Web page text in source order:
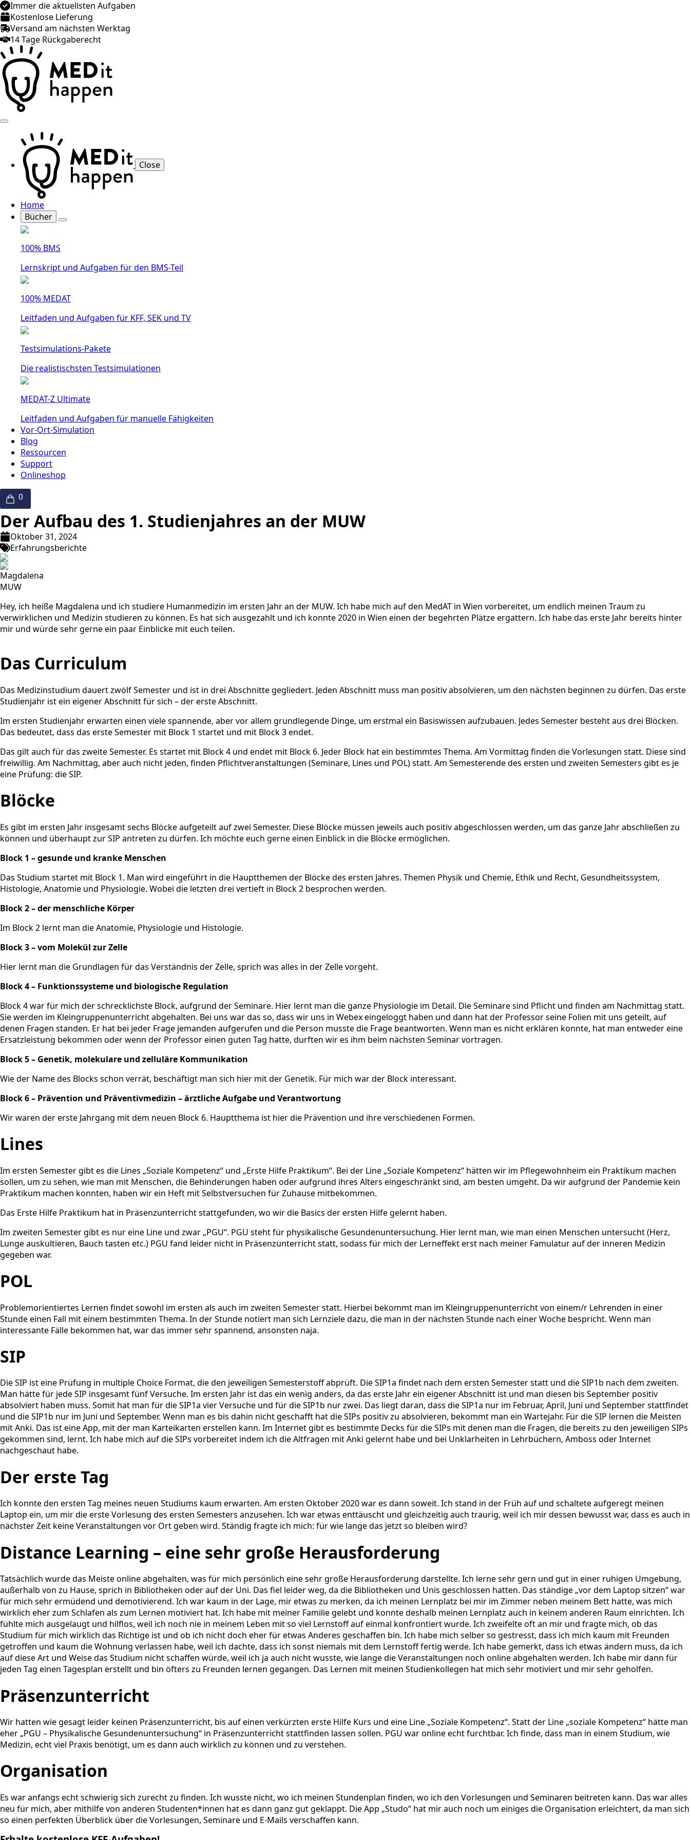
Immer die aktuellsten Aufgaben
Kostenlose Lieferung
Versand am nächsten Werktag
14 Tage Rückgaberecht
Close
Home
Bücher
100% BMS
Lernskript und Aufgaben für den BMS-Teil
100% MEDAT
Leitfaden und Aufgaben für KFF, SEK und TV
Testsimulations-Pakete
Die realistischsten Testsimulationen
MEDAT-Z Ultimate
Leitfaden und Aufgaben für manuelle Fähigkeiten
Vor-Ort-Simulation
Blog
Ressourcen
Support
Onlineshop
Der Aufbau des 1. Studienjahres an der MUW
Oktober 31, 2024
Erfahrungsberichte
Magdalena
MUW
Hey, ich heiße Magdalena und ich studiere Humanmedizin im ersten Jahr an der MUW. Ich habe mich auf den MedAT in Wien vorbereitet, um endlich meinen Traum zu
verwirklichen und Medizin studieren zu können. Es hat sich ausgezahlt und ich konnte 2020 in Wien einen der begehrten Plätze ergattern. Ich habe das erste Jahr bereits hinter
mir und würde sehr gerne ein paar Einblicke mit euch teilen.
Das Curriculum
Das Medizinstudium dauert zwölf Semester und ist in drei Abschnitte gegliedert. Jeden Abschnitt muss man positiv absolvieren, um den nächsten beginnen zu dürfen. Das erste
Studienjahr ist ein eigener Abschnitt für sich – der erste Abschnitt.
Im ersten Studienjahr erwarten einen viele spannende, aber vor allem grundlegende Dinge, um erstmal ein Basiswissen aufzubauen. Jedes Semester besteht aus drei Blöcken.
Das bedeutet, dass das erste Semester mit Block 1 startet und mit Block 3 endet.
Das gilt auch für das zweite Semester. Es startet mit Block 4 und endet mit Block 6. Jeder Block hat ein bestimmtes Thema. Am Vormittag finden die Vorlesungen statt. Diese sind
freiwillig. Am Nachmittag, aber auch nicht jeden, finden Pflichtveranstaltungen (Seminare, Lines und POL) statt. Am Semesterende des ersten und zweiten Semesters gibt es je
eine Prüfung: die SIP.
Blöcke
Es gibt im ersten Jahr insgesamt sechs Blöcke aufgeteilt auf zwei Semester. Diese Blöcke müssen jeweils auch positiv abgeschlossen werden, um das ganze Jahr abschließen zu
können und überhaupt zur SIP antreten zu dürfen. Ich möchte euch gerne einen Einblick in die Blöcke ermöglichen.
Block 1 – gesunde und kranke Menschen
Das Studium startet mit Block 1. Man wird eingeführt in die Hauptthemen der Blöcke des ersten Jahres. Themen Physik und Chemie, Ethik und Recht, Gesundheitssystem,
Histologie, Anatomie und Physiologie. Wobei die letzten drei vertieft in Block 2 besprochen werden.
Block 2 – der menschliche Körper
Im Block 2 lernt man die Anatomie, Physiologie und Histologie.
Block 3 – vom Molekül zur Zelle
Hier lernt man die Grundlagen für das Verständnis der Zelle, sprich was alles in der Zelle vorgeht.
Block 4 – Funktionssysteme und biologische Regulation
Block 4 war für mich der schrecklichste Block, aufgrund der Seminare. Hier lernt man die ganze Physiologie im Detail. Die Seminare sind Pflicht und finden am Nachmittag statt.
Sie werden im Kleingruppenunterricht abgehalten. Bei uns war das so, dass wir uns in Webex eingeloggt haben und dann hat der Professor seine Folien mit uns geteilt, auf
denen Fragen standen. Er hat bei jeder Frage jemanden aufgerufen und die Person musste die Frage beantworten. Wenn man es nicht erklären konnte, hat man entweder eine
Ersatzleistung bekommen oder wenn der Professor einen guten Tag hatte, durften wir es ihm beim nächsten Seminar vortragen.
Block 5 – Genetik, molekulare und zelluläre Kommunikation
Wie der Name des Blocks schon verrät, beschäftigt man sich hier mit der Genetik. Für mich war der Block interessant.
Block 6 – Prävention und Präventivmedizin – ärztliche Aufgabe und Verantwortung
Wir waren der erste Jahrgang mit dem neuen Block 6. Hauptthema ist hier die Prävention und ihre verschiedenen Formen.
Lines
Im ersten Semester gibt es die Lines „Soziale Kompetenz“ und „Erste Hilfe Praktikum“. Bei der Line „Soziale Kompetenz“ hätten wir im Pflegewohnheim ein Praktikum machen
sollen, um zu sehen, wie man mit Menschen, die Behinderungen haben oder aufgrund ihres Alters eingeschränkt sind, am besten umgeht. Da wir aufgrund der Pandemie kein
Praktikum machen konnten, haben wir ein Heft mit Selbstversuchen für Zuhause mitbekommen.
Das Erste Hilfe Praktikum hat in Präsenzunterricht stattgefunden, wo wir die Basics der ersten Hilfe gelernt haben.
Im zweiten Semester gibt es nur eine Line und zwar „PGU“. PGU steht für physikalische Gesundenuntersuchung. Hier lernt man, wie man einen Menschen untersucht (Herz,
Lunge auskultieren, Bauch tasten etc.) PGU fand leider nicht in Präsenzunterricht statt, sodass für mich der Lerneffekt erst nach meiner Famulatur auf der inneren Medizin
gegeben war.
POL
Problemorientiertes Lernen findet sowohl im ersten als auch im zweiten Semester statt. Hierbei bekommt man im Kleingruppenunterricht von einem/r Lehrenden in einer
Stunde einen Fall mit einem bestimmten Thema. In der Stunde notiert man sich Lernziele dazu, die man in der nächsten Stunde nach einer Woche bespricht. Wenn man
interessante Fälle bekommen hat, war das immer sehr spannend, ansonsten naja.
SIP
Die SIP ist eine Prüfung in multiple Choice Format, die den jeweiligen Semesterstoff abprüft. Die SIP1a findet nach dem ersten Semester statt und die SIP1b nach dem zweiten.
Man hätte für jede SIP insgesamt fünf Versuche. Im ersten Jahr ist das ein wenig anders, da das erste Jahr ein eigener Abschnitt ist und man diesen bis September positiv
absolviert haben muss. Somit hat man für die SIP1a vier Versuche und für die SIP1b nur zwei. Das liegt daran, dass die SIP1a nur im Februar, April, Juni und September stattfindet
und die SIP1b nur im Juni und September. Wenn man es bis dahin nicht geschafft hat die SIPs positiv zu absolvieren, bekommt man ein Wartejahr. Für die SIP lernen die Meisten
mit Anki. Das ist eine App, mit der man Karteikarten erstellen kann. Im Internet gibt es bestimmte Decks für die SIPs mit denen man die Fragen, die bereits zu den jeweiligen SIPs
gekommen sind, lernt. Ich habe mich auf die SIPs vorbereitet indem ich die Altfragen mit Anki gelernt habe und bei Unklarheiten in Lehrbüchern, Amboss oder Internet
nachgeschaut habe.
Der erste Tag
Ich konnte den ersten Tag meines neuen Studiums kaum erwarten. Am ersten Oktober 2020 war es dann soweit. Ich stand in der Früh auf und schaltete aufgeregt meinen
Laptop ein, um mir die erste Vorlesung des ersten Semesters anzusehen. Ich war etwas enttäuscht und gleichzeitig auch traurig, weil ich mir dessen bewusst war, dass es auch in
nächster Zeit keine Veranstaltungen vor Ort geben wird. Ständig fragte ich mich: für wie lange das jetzt so bleiben wird?
Distance Learning – eine sehr große Herausforderung
Tatsächlich wurde das Meiste online abgehalten, was für mich persönlich eine sehr große Herausforderung darstellte. Ich lerne sehr gern und gut in einer ruhigen Umgebung,
außerhalb von zu Hause, sprich in Bibliotheken oder auf der Uni. Das fiel leider weg, da die Bibliotheken und Unis geschlossen hatten. Das ständige „vor dem Laptop sitzen“ war
für mich sehr ermüdend und demotivierend. Ich war kaum in der Lage, mir etwas zu merken, da ich meinen Lernplatz bei mir im Zimmer neben meinem Bett hatte, was mich
wirklich eher zum Schlafen als zum Lernen motiviert hat. Ich habe mit meiner Familie gelebt und konnte deshalb meinen Lernplatz auch in keinem anderen Raum einrichten. Ich
fühlte mich ausgelaugt und hilflos, weil ich noch nie in meinem Leben mit so viel Lernstoff auf einmal konfrontiert wurde. Ich zweifelte oft an mir und fragte mich, ob das
Studium für mich wirklich das Richtige ist und ob ich nicht doch eher für etwas Anderes geschaffen bin. Ich habe mich selber so gestresst, dass ich mich kaum mit Freunden
getroffen und kaum die Wohnung verlassen habe, weil ich dachte, dass ich sonst niemals mit dem Lernstoff fertig werde. Ich habe gemerkt, dass ich etwas ändern muss, da ich
auf diese Art und Weise das Studium nicht schaffen würde, weil ich ja auch nicht wusste, wie lange die Veranstaltungen noch online abgehalten werden. Ich habe mir dann für
jeden Tag einen Tagesplan erstellt und bin öfters zu Freunden lernen gegangen. Das Lernen mit meinen Studienkollegen hat mich sehr motiviert und mir sehr geholfen.
Präsenzunterricht
Wir hatten wie gesagt leider keinen Präsenzunterricht, bis auf einen verkürzten erste Hilfe Kurs und eine Line „Soziale Kompetenz“. Statt der Line „soziale Kompetenz“ hätte man
eher „PGU – Physikalische Gesundenuntersuchung“ in Präsenzunterricht stattfinden lassen sollen. PGU war online echt furchtbar. Ich finde, dass man in einem Studium, wie
Medizin, echt viel Praxis benötigt, um es dann auch wirklich zu können und zu verstehen.
Organisation
Es war anfangs echt schwierig sich zurecht zu finden. Ich wusste nicht, wo ich meinen Stundenplan finden, wo ich den Vorlesungen und Seminaren beitreten kann. Das war alles
neu für mich, aber mithilfe von anderen Studenten*innen hat es dann ganz gut geklappt. Die App „Studo“ hat mir auch noch um einiges die Organisation erleichtert, da man sich
so einen perfekten Überblick über die Vorlesungen, Seminare und E-Mails verschaffen kann.